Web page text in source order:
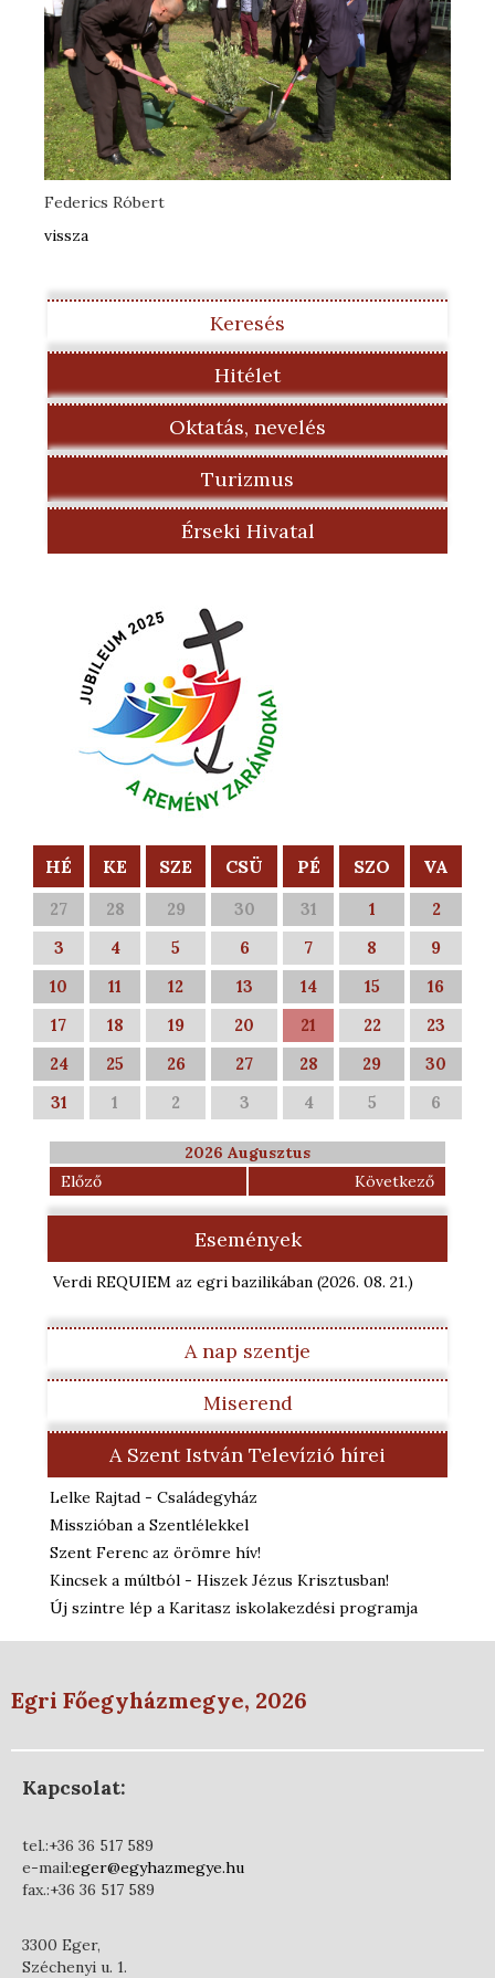
Federics Róbert
vissza
Keresés
Hitélet
Oktatás, nevelés
Turizmus
Érseki Hivatal
HÉ KE SZE CSÜ PÉ SZO VA
27 28 29 30 31 1
2
3
4 5 6 7 8
9
10
11 12 13 14 15
16
17
18 19 20 21 22
23
24
25 26 27 28 29
30
31
1 2 3 4 5 6
2026 Augusztus
Előző
Következő
Események
Verdi REQUIEM az egri bazilikában (2026. 08. 21.)
A nap szentje
Miserend
A Szent István Televízió hírei
Lelke Rajtad - Családegyház
Misszióban a Szentlélekkel
Szent Ferenc az örömre hív!
Kincsek a múltból - Hiszek Jézus Krisztusban!
Új szintre lép a Karitasz iskolakezdési programja
Egri Főegyházmegye, 2026
Kapcsolat:
tel.:+36 36 517 589
e-mail:eger@egyhazmegye.hu
fax.:+36 36 517 589
3300 Eger,
Széchenyi u. 1.